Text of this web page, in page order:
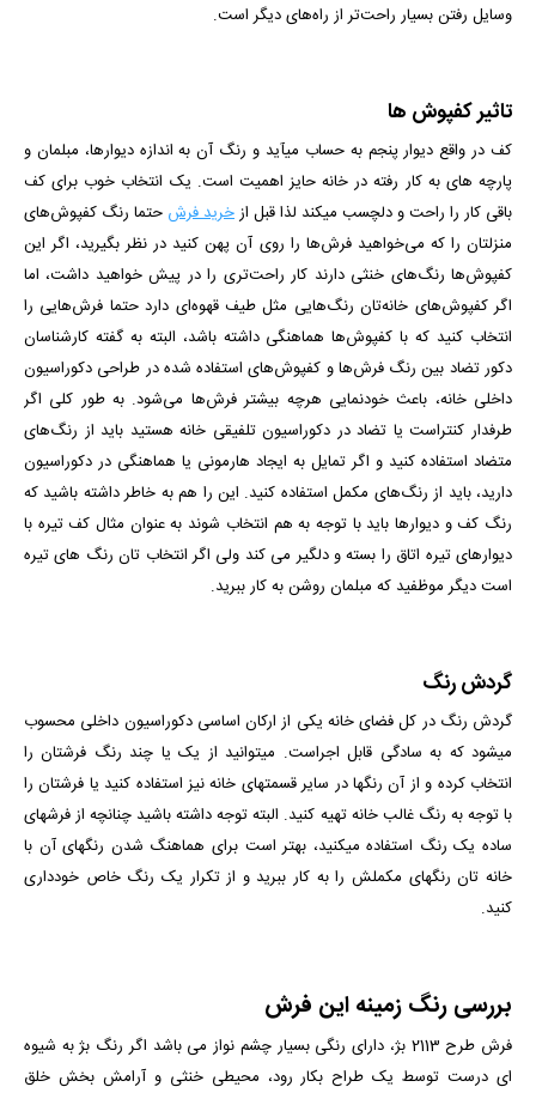
وسایل رفتن بسیار راحت‌تر از راه‌های دیگر است.
تاثیر کفپوش ها
کف در واقع دیوار پنجم به حساب می­آید و رنگ آن به اندازه دیوارها، مبلمان و
پارچه­ های به کار رفته در خانه حایز اهمیت است. یک انتخاب خوب برای کف
باقی کار را راحت و دلچسب می­کند لذا قبل ازخرید فرش حتما رنگ کفپوش‌های
منزلتان را که می‌خواهید فرش‌ها را روی آن پهن کنید در نظر بگیرید، اگر این
کفپوش‌ها رنگ‌های خنثی دارند کار راحت‌تری را در پیش خواهید داشت، اما
اگر کفپوش‌های خانه‌تان رنگ‌هایی مثل طیف قهوه‌ای دارد حتما فرش‌هایی را
انتخاب کنید که با کفپوش‌ها هماهنگی داشته باشد، البته به گفته کارشناسان
دکور تضاد بین رنگ فرش‌ها و کفپوش‌های استفاده شده در طراحی دکوراسیون
داخلی خانه، باعث خودنمایی هرچه بیشتر فرش‌ها می‌شود. به طور کلی اگر
طرفدار کنتراست یا تضاد در دکوراسیون تلفیقی خانه هستید باید از رنگ‌های
متضاد استفاده کنید و اگر تمایل به ایجاد هارمونی یا هماهنگی در دکوراسیون
دارید، باید از رنگ‌های مکمل استفاده کنید. این را هم به خاطر داشته باشید که
رنگ کف و دیوارها باید با توجه به هم انتخاب شوند به عنوان مثال کف تیره با
دیوارهای تیره اتاق را بسته و دلگیر می کند ولی اگر انتخاب تان رنگ های تیره
است دیگر موظفید که مبلمان روشن به کار ببرید.
گردش رنگ
گردش رنگ در کل فضای خانه یکی از ارکان اساسی دکوراسیون داخلی محسوب
می­شود که به سادگی قابل اجراست. می­توانید از یک یا چند رنگ فرش­تان را
انتخاب کرده و از آن رنگ­ها در سایر قسمت­های خانه نیز استفاده کنید یا فرشتان را
با توجه به رنگ غالب خانه تهیه کنید. البته توجه داشته باشید چنانچه از فرش­های
ساده یک رنگ استفاده می­کنید، بهتر است برای هماهنگ شدن رنگ­های آن با
خانه­ تان رنگ­های مکملش را به کار ببرید و از تکرار یک رنگ خاص خودداری
کنید.
بررسی رنگ زمینه این فرش
فرش طرح 2113 بژ، دارای رنگی بسیار چشم نواز می­ باشد اگر رنگ بژ به شیوه
ای درست توسط یک طراح بکار رود، محیطی خنثی و آرامش بخش خلق